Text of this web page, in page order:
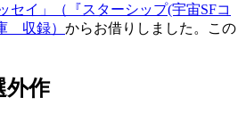
セイ」（『スターシップ(宇宙SFコ
収録） からお借りしました。この
外作